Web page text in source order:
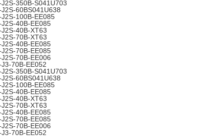
J2S-350B-S041U703
J2S-60BS041U638
J2S-100B-EE085
J2S-40B-EE085
J2S-40B-XT63
J2S-70B-XT63
J2S-40B-EE085
J2S-70B-EE085
J2S-70B-EE006
J3-70B-EE052
J2S-350B-S041U703
J2S-60BS041U638
J2S-100B-EE085
J2S-40B-EE085
J2S-40B-XT63
J2S-70B-XT63
J2S-40B-EE085
J2S-70B-EE085
J2S-70B-EE006
J3-70B-EE052